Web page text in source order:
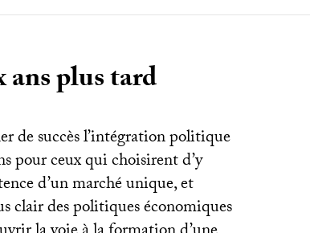
plus tard
de succès l’intégration politique
pour ceux qui choisirent d’y
d’un marché unique, et
clair des politiques économiques